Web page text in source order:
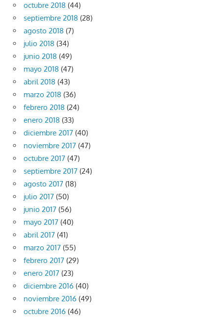
octubre 2018 (44)
septiembre 2018 (28)
agosto 2018 (7)
julio 2018 (34)
junio 2018 (49)
mayo 2018 (47)
abril 2018 (43)
marzo 2018 (36)
febrero 2018 (24)
enero 2018 (33)
diciembre 2017 (40)
noviembre 2017 (47)
octubre 2017 (47)
septiembre 2017 (24)
agosto 2017 (18)
julio 2017 (50)
junio 2017 (56)
mayo 2017 (40)
abril 2017 (41)
marzo 2017 (55)
febrero 2017 (29)
enero 2017 (23)
diciembre 2016 (40)
noviembre 2016 (49)
octubre 2016 (46)